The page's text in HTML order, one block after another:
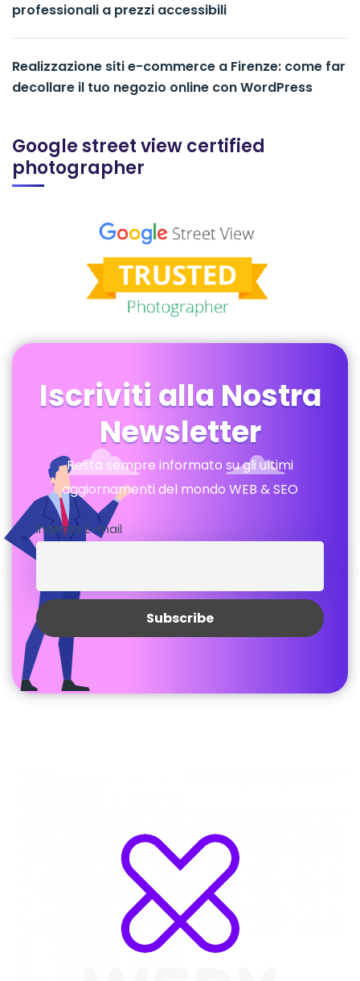
professionali a prezzi accessibili
Realizzazione siti e-commerce a Firenze: come far
decollare il tuo negozio online con WordPress
Google street view certified
photographer
Iscriviti alla Nostra
Newsletter
Resta sempre informato su gli ultimi
aggiornamenti del mondo WEB & SEO
Indirizzo E-mail